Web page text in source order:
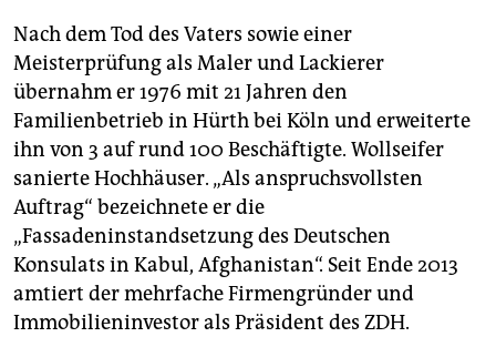
Nach dem Tod des Vaters sowie einer
Meisterprüfung als Maler und Lackierer
übernahm er 1976 mit 21 Jahren den
Familienbetrieb in Hürth bei Köln und erweiterte
ihn von 3 auf rund 100 Beschäftigte. Wollseifer
sanierte Hochhäuser. „Als anspruchsvollsten
Auftrag“ bezeichnete er die
„Fassadeninstandsetzung des Deutschen
Konsulats in Kabul, Afghanistan“. Seit Ende 2013
amtiert der mehrfache Firmengründer und
Immobilieninvestor als Präsident des ZDH.